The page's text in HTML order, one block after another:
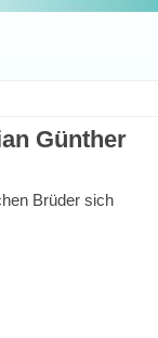
Günther
Brüder sich